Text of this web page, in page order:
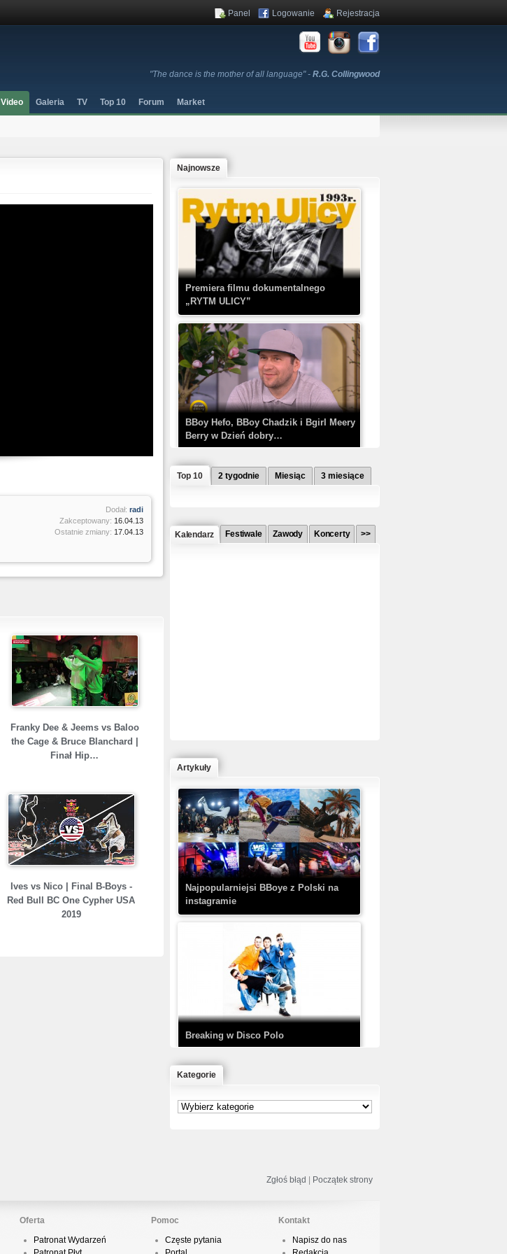
"The dance is the mother of all language" - R.G. Collingwood
Panel Logowanie Rejestracja
Video Galeria TV Top 10 Forum Market
Dodał: radi
Zakceptowany: 16.04.13
Ostatnie zmiany: 17.04.13
Franky Dee & Jeems vs Baloo
the Cage & Bruce Blanchard |
Finał Hip…
Ives vs Nico | Final B-Boys -
Red Bull BC One Cypher USA
2019
Najnowsze
Premiera filmu dokumentalnego
„RYTM ULICY”
BBoy Hefo, BBoy Chadzik i Bgirl Meery
Berry w Dzień dobry…
Kaczorex w najnowszym klipie: HRYPA
– Kobieta z walizką
TEDE & SIR MICH - KICKDOWN /
DISCO NOIR
Prod. Chubeats, Scratch:…
KrisBo - Cienie
Top 10 2 tygodnie Miesiąc 3 miesiące
Kalendarz Festiwale Zawody Koncerty >>
Artykuły
Najpopularniejsi BBoye z Polski na
instagramie
Breaking w Disco Polo
Kategorie
Zgłoś błąd | Początek strony
Oferta
Patronat Wydarzeń
Pomoc
Częste pytania
Kontakt
Napisz do nas